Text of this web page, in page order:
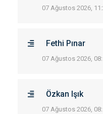
07 Ağustos 2026,
Fethi Pınar
07 Ağustos 2026,
Özkan Işık
07 Ağustos 2026,